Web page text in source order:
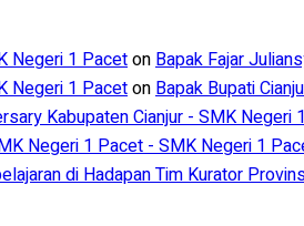
Negeri 1 PacetonBapak Fajar
Negeri 1 PacetonBapak Bupati
Kabupaten Cianjur - SMK Negeri
Negeri 1 Pacet - SMK Negeri 1
di Hadapan Tim Kurator